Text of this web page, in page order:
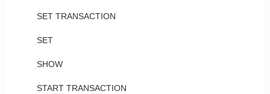
SET TRANSACTION
SET
SHOW
START TRANSACTION